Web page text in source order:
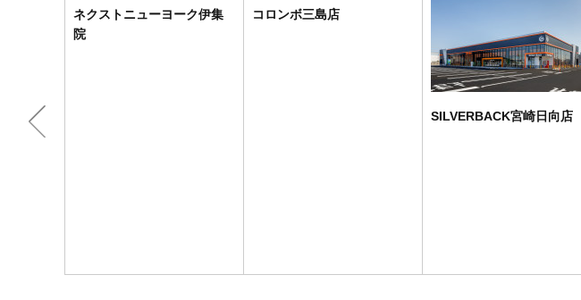
ネクストニューヨーク伊集
院
コロンボ三島店
SILVERBACK宮崎日向店